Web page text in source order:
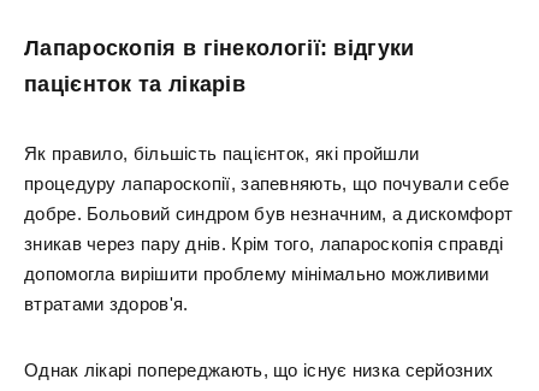
Лапароскопія в гінекології: відгуки
пацієнток та лікарів
Як правило, більшість пацієнток, які пройшли
процедуру лапароскопії, запевняють, що почували себе
добре. Больовий синдром був незначним, а дискомфорт
зникав через пару днів. Крім того, лапароскопія справді
допомогла вирішити проблему мінімально можливими
втратами здоров'я.
Однак лікарі попереджають, що існує низка серйозних